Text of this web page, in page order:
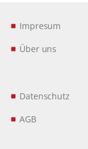
Impresum
Über uns
Datenschutz
AGB